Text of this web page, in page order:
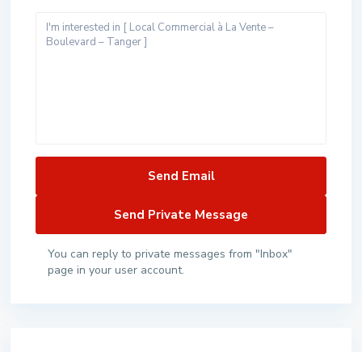
You can reply to private messages from "Inbox"
page in your user account.